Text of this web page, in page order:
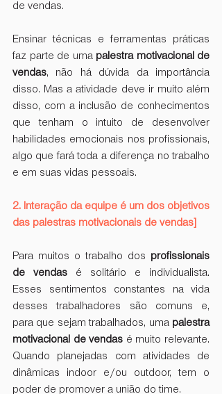
de vendas.
Ensinar técnicas e ferramentas práticas
faz parte de uma palestra motivacional de
vendas, não há dúvida da importância
disso. Mas a atividade deve ir muito além
disso, com a inclusão de conhecimentos
que tenham o intuito de desenvolver
habilidades emocionais nos profissionais,
algo que fará toda a diferença no trabalho
e em suas vidas pessoais.
2. Interação da equipe é um dos objetivos
das palestras motivacionais de vendas]
Para muitos o trabalho dos profissionais
de vendas é solitário e individualista.
Esses sentimentos constantes na vida
desses trabalhadores são comuns e,
para que sejam trabalhados, uma palestra
motivacional de vendas é muito relevante.
Quando planejadas com atividades de
dinâmicas indoor e/ou outdoor, tem o
poder de promover a união do time.